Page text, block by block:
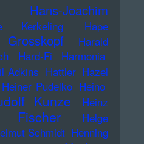
Hans-Joachim
Kerkeling
Hape
Harald
Hard-Fi Harmonia
Adkins Hattler Hazel
Heiner Pudelko Heino
Kunze
Heinz
Fischer
Helge
Schmidt Henning